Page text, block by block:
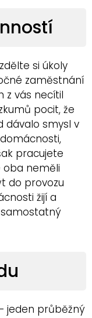
si úkoly
zaměstnání
z vás necítil
pocit, že
dávalo smysl v
pracujete
oba neměli
do provozu
žijí a
jeden průběžný